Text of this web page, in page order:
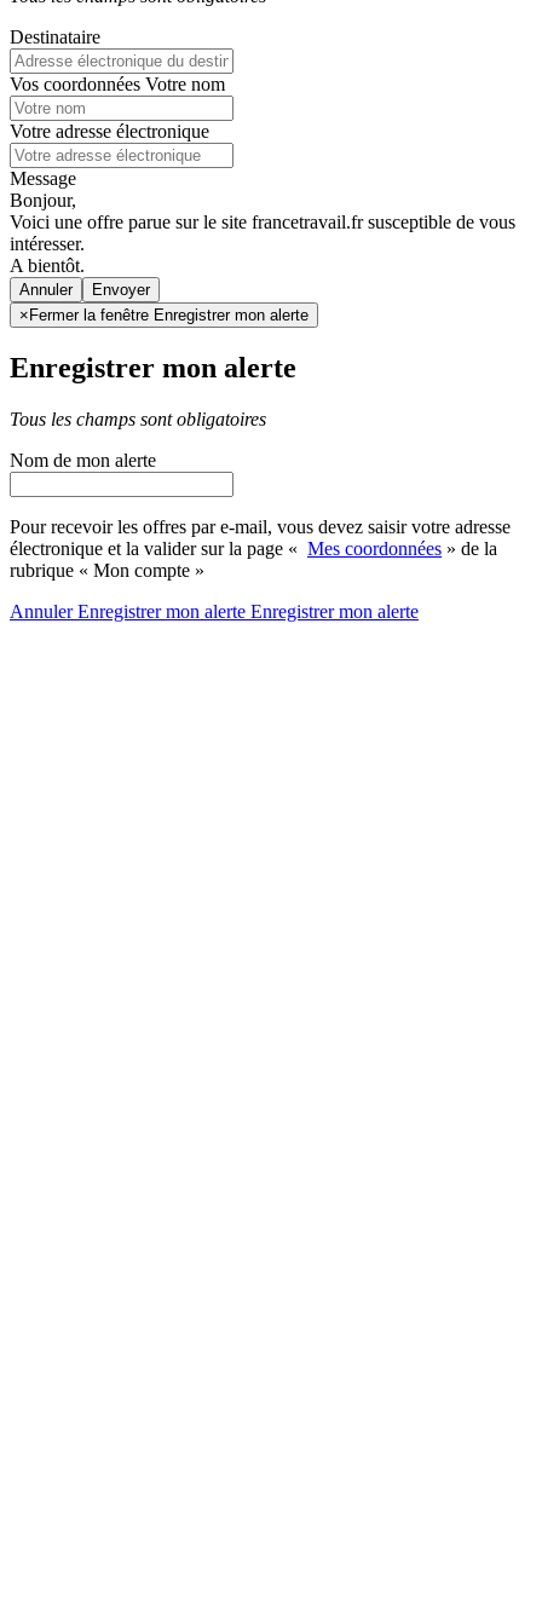
Destinataire
Vos coordonnées Votre nom
Votre adresse électronique
Message
Bonjour,
Voici une offre parue sur le site francetravail.fr susceptible de vous
intéresser.
A bientôt.
Annuler
× Fermer la fenêtre Enregistrer mon alerte
Enregistrer mon alerte
Tous les champs sont obligatoires
Nom de mon alerte
Pour recevoir les offres par e-mail, vous devez saisir votre adresse
électronique et la valider sur la page « Mes coordonnées » de la
rubrique « Mon compte »
AnnulerEnregistrer mon alerte Enregistrermon alerte